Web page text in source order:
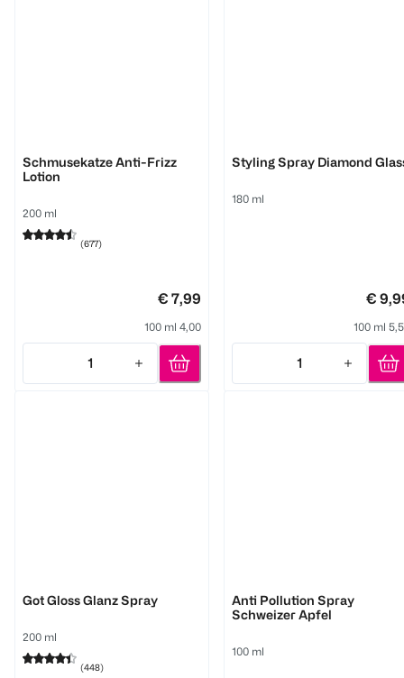
Schmusekatze Anti-Frizz
Lotion
200 ml
(677)
€ 7,99
100 ml 4,00
1
Quantity: 1
Styling Spray Diamond
180 ml
€
100 ml
1
Quantity: 1
Got Gloss Glanz Spray
200 ml
(448)
Anti Pollution Spray
Schweizer Apfel
100 ml